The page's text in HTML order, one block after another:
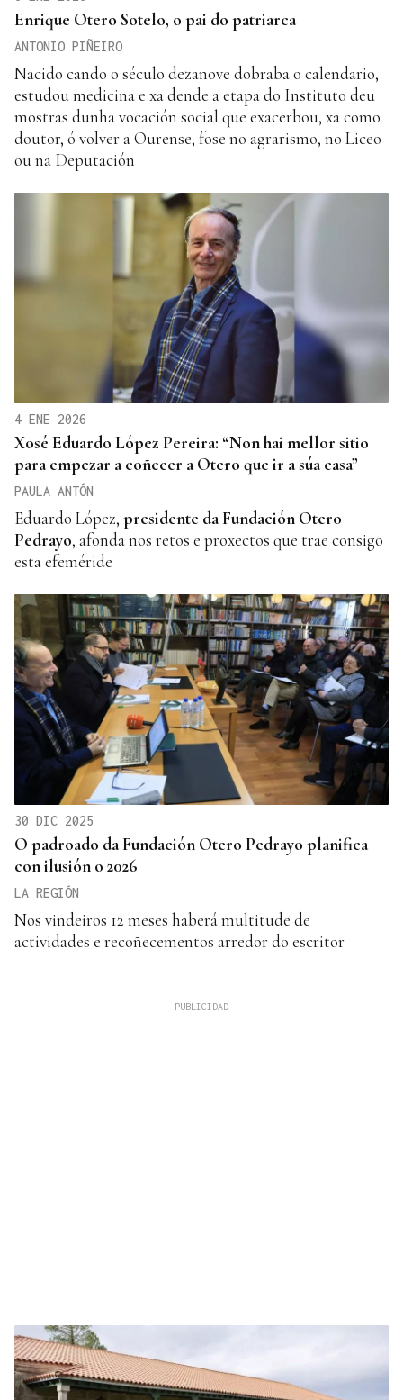
Enrique Otero Sotelo, o pai do patriarca
ANTONIO PIÑEIRO
Nacido cando o século dezanove dobraba o calendario,
estudou medicina e xa dende a etapa do Instituto deu
mostras dunha vocación social que exacerbou, xa como
doutor, ó volver a Ourense, fose no agrarismo, no Liceo
ou na Deputación
4 ENE 2026
Xosé Eduardo López Pereira: “Non hai mellor sitio
para empezar a coñecer a Otero que ir a súa casa”
PAULA ANTÓN
Eduardo López, presidente da Fundación Otero
Pedrayo, afonda nos retos e proxectos que trae consigo
esta efeméride
30 DIC 2025
O padroado da Fundación Otero Pedrayo planifica
con ilusión o 2026
LA REGIÓN
Nos vindeiros 12 meses haberá multitude de
actividades e recoñecementos arredor do escritor